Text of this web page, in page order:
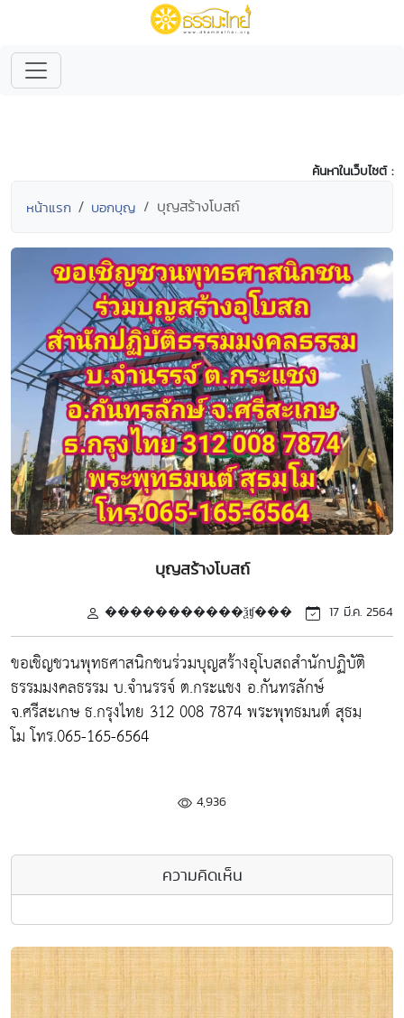
ค้นหาในเว็บไซต์ :
หน้าแรก บอกบุญ บุญสร้างโบสถ์
บุญสร้างโบสถ์
�����������ѯʧ��� 17 มี.ค. 2564
ขอเชิญชวนพุทธศาสนิกชนร่วมบุญสร้างอุโบสถสำนักปฏิบัติ
ธรรมมงคลธรรม บ.จำนรรจ์ ต.กระแชง อ.กันทรลักษ์
จ.ศรีสะเกษ ธ.กรุงไทย 312 008 7874 พระพุทธมนต์ สุธมฺ
โม โทร.065-165-6564
4,936
ความคิดเห็น